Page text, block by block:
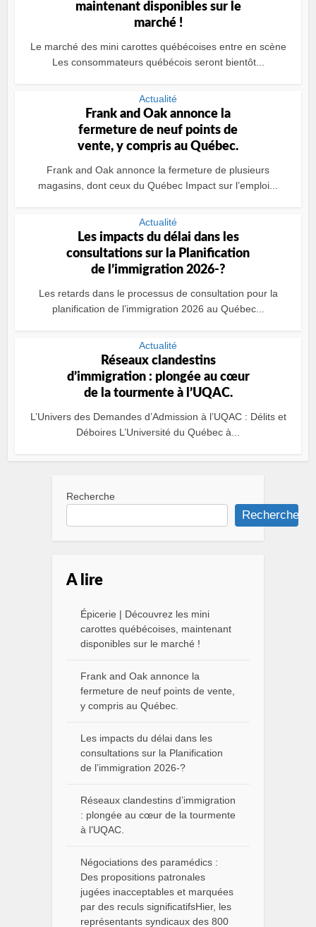
maintenant disponibles sur le
marché !
Le marché des mini carottes québécoises entre en scène
Les consommateurs québécois seront bientôt...
Actualité
Frank and Oak annonce la
fermeture de neuf points de
vente, y compris au Québec.
Frank and Oak annonce la fermeture de plusieurs
magasins, dont ceux du Québec Impact sur l’emploi...
Actualité
Les impacts du délai dans les
consultations sur la Planification
de l’immigration 2026-?
Les retards dans le processus de consultation pour la
planification de l’immigration 2026 au Québec...
Actualité
Réseaux clandestins
d’immigration : plongée au cœur
de la tourmente à l’UQAC.
L’Univers des Demandes d’Admission à l’UQAC : Délits et
Déboires L’Université du Québec à...
Recherche
Recherche
A lire
Épicerie | Découvrez les mini
carottes québécoises, maintenant
disponibles sur le marché !
Frank and Oak annonce la
fermeture de neuf points de vente,
y compris au Québec.
Les impacts du délai dans les
consultations sur la Planification
de l’immigration 2026-?
Réseaux clandestins d’immigration
: plongée au cœur de la tourmente
à l’UQAC.
Négociations des paramédics :
Des propositions patronales
jugées inacceptables et marquées
par des reculs significatifsHier, les
représentants syndicaux des 800